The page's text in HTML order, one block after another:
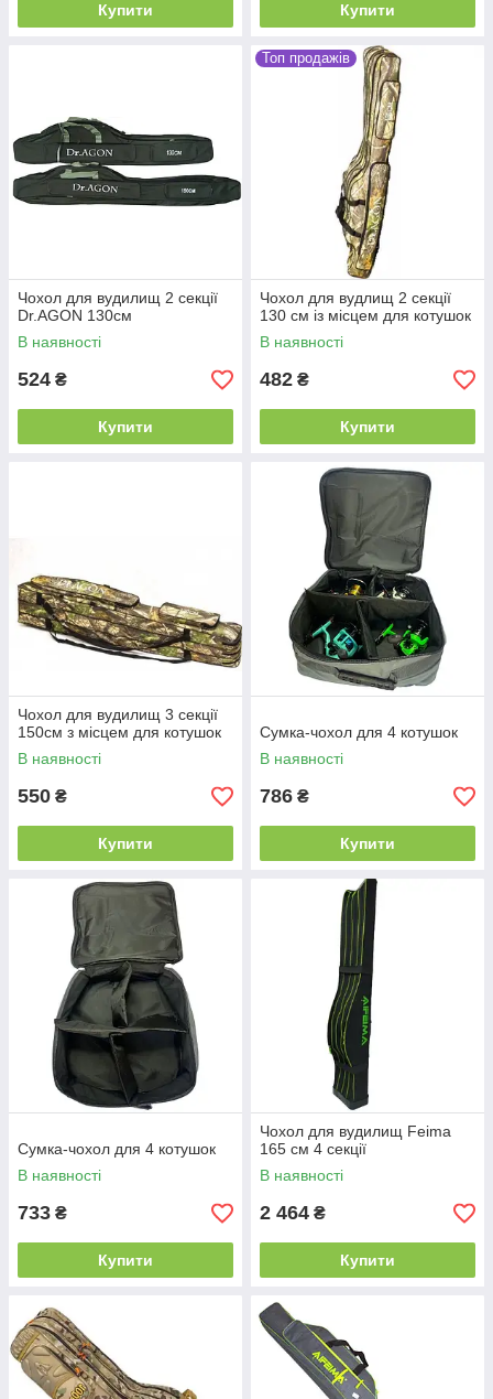
Купити Купити
Чохол для вудилищ 2 секції
Dr.AGON 130см
В наявності
524 ₴
Купити
Топ продажів
Чохол для вудлищ 2 секції
130 см із місцем для котушок
В наявності
482 ₴
Купити
Чохол для вудилищ 3 секції
150см з місцем для котушок
В наявності
550 ₴
Купити
Сумка-чохол для 4 котушок
В наявності
786 ₴
Купити
Сумка-чохол для 4 котушок
В наявності
733 ₴
Купити
Чохол для вудилищ Feima
165 см 4 секції
В наявності
2 464 ₴
Купити